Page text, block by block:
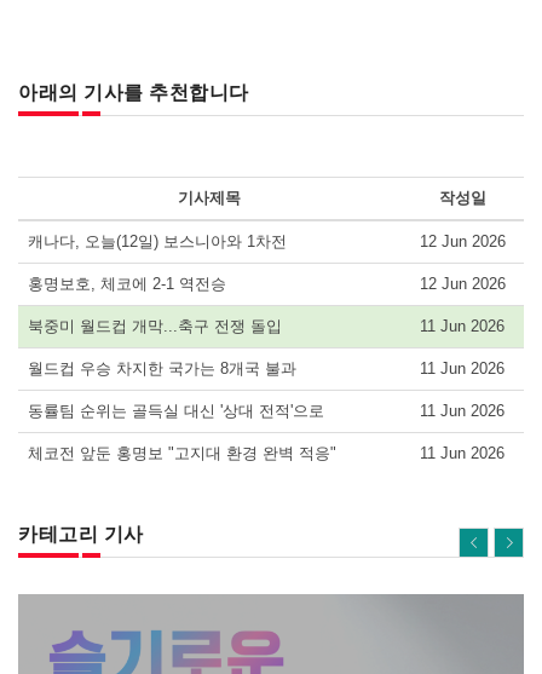
아래의 기사를 추천합니다
기사제목 작성일
캐나다, 오늘(12일) 보스니아와 1차전 12 Jun 2026
홍명보호, 체코에 2-1 역전승 12 Jun 2026
북중미 월드컵 개막...축구 전쟁 돌입 11 Jun 2026
월드컵 우승 차지한 국가는 8개국 불과 11 Jun 2026
동률팀 순위는 골득실 대신 '상대 전적'으로 11 Jun 2026
체코전 앞둔 홍명보 "고지대 환경 완벽 적응" 11 Jun 2026
카테고리 기사